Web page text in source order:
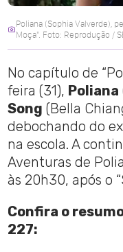
Poliana (Sophia Valverde),
Moça". Foto: Reprodução /
No capítulo de
feira (31), Poliana
Song (Bella
debochando do
na escola. A
Aventuras de
às 20h30, após o
Confira o
227: